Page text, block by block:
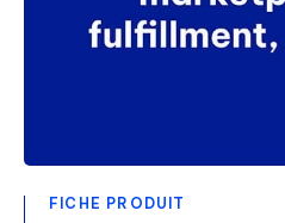
FICHE PRODUIT